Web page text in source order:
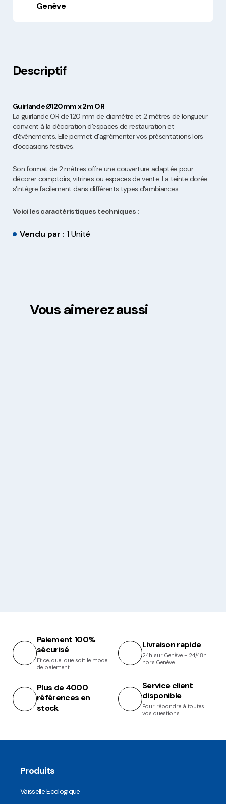
Genève
Descriptif
Guirlande Ø120mm x 2m OR
La guirlande OR de 120 mm de diamètre et 2 mètres de longueur
convient à la décoration d'espaces de restauration et
d'événements. Elle permet d'agrémenter vos présentations lors
d'occasions festives.
Son format de 2 mètres offre une couverture adaptée pour
décorer comptoirs, vitrines ou espaces de vente. La teinte dorée
s'intègre facilement dans différents types d'ambiances.
Voici les caractéristiques techniques :
Vendu par : 1 Unité
Vous aimerez aussi
Paiement 100%
sécurisé
Et ce, quel que soit le mode
de paiement
Livraison rapide
24h sur Genève - 24/48h
hors Genève
Plus de 4000
références en
stock
Service client
disponible
Pour répondre à toutes
vos questions
Produits
Vaisselle Ecologique